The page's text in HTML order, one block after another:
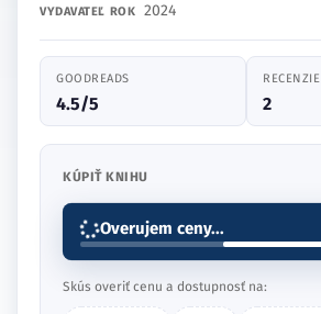
VYDAVATEĽ ROK 2024
GOODREADS
4.5/5
RECENZIE
2
KÚPIŤ KNIHU
Overujem ceny...
Skús overiť cenu a dostupnosť na: